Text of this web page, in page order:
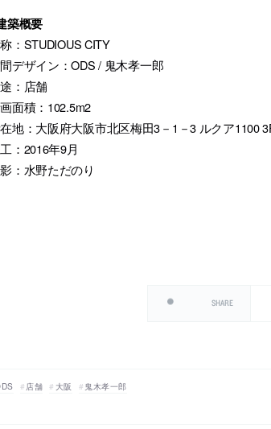
築概要
：STUDIOUS CITY
デザイン：ODS / 鬼木孝一郎
：店舗
面積：102.5m2
地：大阪府大阪市北区梅田3－1－3 ルクア1100
：2016年9月
：水野ただのり
SHARE
店舗 大阪 鬼木孝一郎